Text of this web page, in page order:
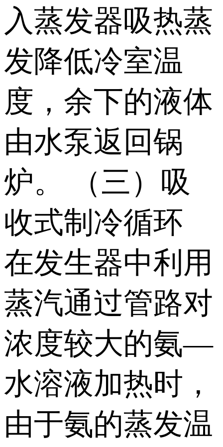
入蒸发器吸热蒸
发降低冷室温
度，余下的液体
由水泵返回锅
炉。 （三）吸
收式制冷循环
在发生器中利用
蒸汽通过管路对
浓度较大的氨—
水溶液加热时，
由于氨的蒸发温